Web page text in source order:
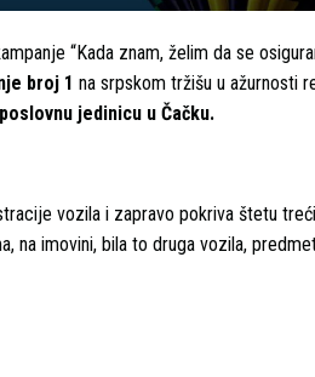
“Kada znam, želim da se
broj 1 na srpskom tržišu u ažurnosti
poslovnu jedinicu u Čačku.
vozila i zapravo pokriva štetu
na imovini, bila to druga vozila,